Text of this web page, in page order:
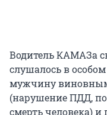
Водитель КАМАЗа
слушалось в
мужчину
(нарушение ПДД,
смерть человека)